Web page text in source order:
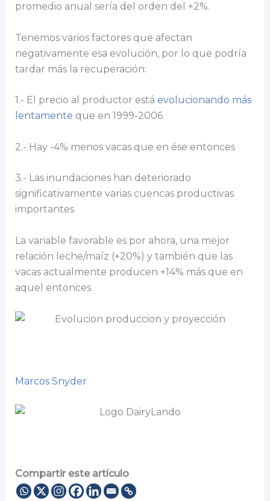
promedio anual sería del orden del +2%.
Tenemos varios factores que afectan
negativamente esa evolución, por lo que podría
tardar más la recuperación:
1.- El precio al productor está evolucionando más
lentamente que en 1999-2006
2.- Hay -4% menos vacas que en ése entonces
3.- Las inundaciones han deteriorado
significativamente varias cuencas productivas
importantes
La variable favorable es por ahora, una mejor
relación leche/maíz (+20%) y también que las
vacas actualmente producen +14% más que en
aquel entonces.
Marcos Snyder
Compartir este artículo